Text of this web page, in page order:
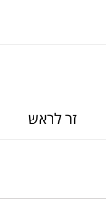
זר לראש